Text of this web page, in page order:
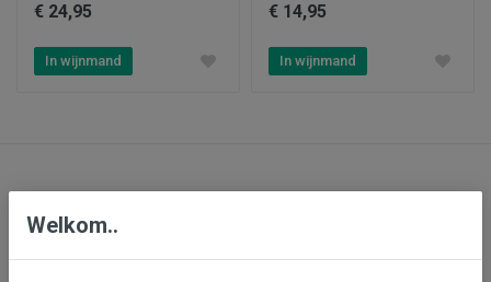
€ 24,95
In wijnmand
€ 14,95
In wijnmand
Bensdorp Wijnen, De Confrerie en Wijnkado
Welkom..